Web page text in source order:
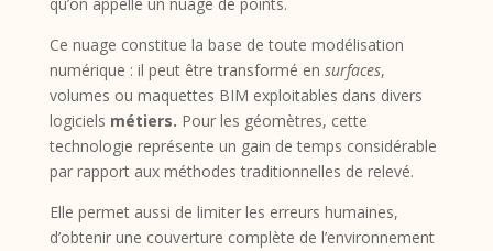
Ce nuage constitue la base de toute modélisation
numérique : il peut être transformé en surfaces,
volumes ou maquettes BIM exploitables dans divers
logiciels métiers. Pour les géomètres, cette
technologie représente un gain de temps considérable
par rapport aux méthodes traditionnelles de relevé.
Elle permet aussi de limiter les erreurs humaines,
d’obtenir une couverture complète de l’environnement